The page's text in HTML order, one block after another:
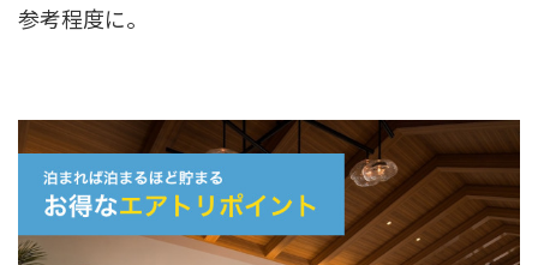
参考程度に。